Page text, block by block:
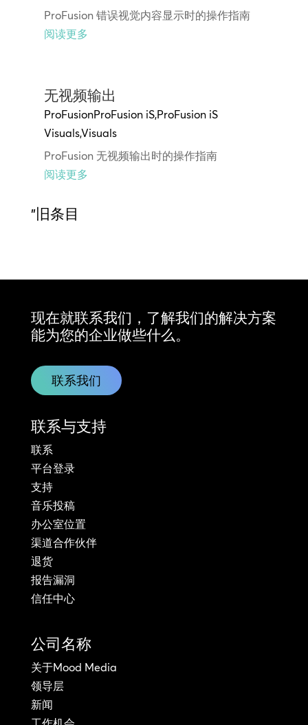
ProFusion 错误视觉内容显示时的操作指南
阅读更多
无视频输出
ProFusionProFusion iS,ProFusion iS
Visuals,Visuals
ProFusion 无视频输出时的操作指南
阅读更多
"旧条目
现在就联系我们，了解我们的解决方案
能为您的企业做些什么。
联系我们
联系与支持
联系
平台登录
支持
音乐投稿
办公室位置
渠道合作伙伴
退货
报告漏洞
信任中心
公司名称
关于Mood Media
领导层
新闻